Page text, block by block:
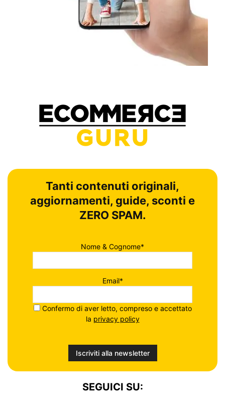
Tanti contenuti originali,
aggiornamenti, guide, sconti e
ZERO SPAM.
Nome & Cognome*
Email*
Confermo di aver letto, compreso e accettato
la privacy policy
SEGUICI SU: